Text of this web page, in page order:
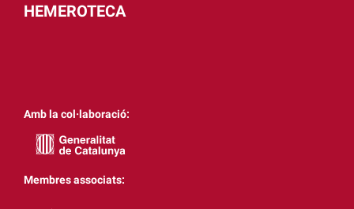
HEMEROTECA
Amb la col·laboració:
Membres associats: